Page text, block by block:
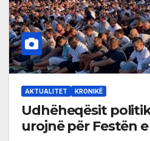
AKTUALITET KRONIKË
Udhëheqësit
urojnë për Festën